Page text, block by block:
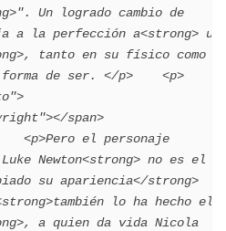
Un logrado cambio de
a la perfección a<strong> un
tanto en su físico como
de ser. </p>    <p>
span>
<p>Pero el personaje
Newton<strong> no es el
su apariencia</strong>
lo ha hecho el
a quien da vida Nicola